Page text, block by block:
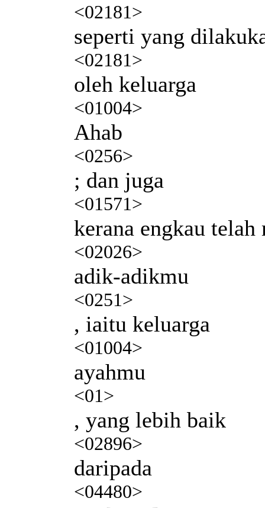
<02181>
seperti yang
<02181>
oleh keluarga
<01004>
Ahab
<0256>
; dan juga
<01571>
kerana engkau telah
<02026>
adik-adikmu
<0251>
, iaitu keluarga
<01004>
ayahmu
<01>
, yang lebih baik
<02896>
daripada
<04480>